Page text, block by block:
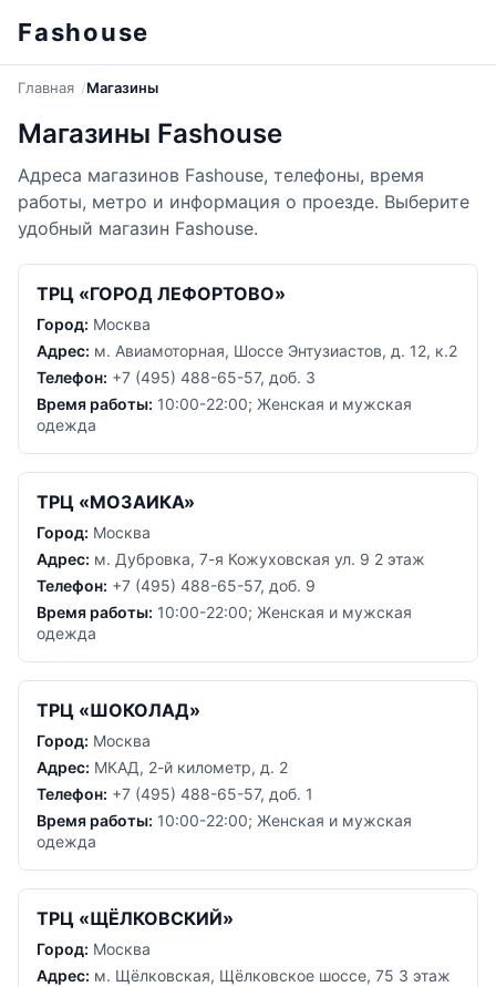
Fashouse
Главная Магазины
Магазины Fashouse
Адреса магазинов Fashouse, телефоны, время
работы, метро и информация о проезде. Выберите
удобный магазин Fashouse.
ТРЦ «ГОРОД ЛЕФОРТОВО»
Город: Москва
Адрес: м. Авиамоторная, Шоссе Энтузиастов, д. 12, к.2
Телефон: +7 (495) 488-65-57, доб. 3
Время работы: 10:00-22:00; Женская и мужская
одежда
ТРЦ «МОЗАИКА»
Город: Москва
Адрес: м. Дубровка, 7-я Кожуховская ул. 9 2 этаж
Телефон: +7 (495) 488-65-57, доб. 9
Время работы: 10:00-22:00; Женская и мужская
одежда
ТРЦ «ШОКОЛАД»
Город: Москва
Адрес: МКАД, 2-й километр, д. 2
Телефон: +7 (495) 488-65-57, доб. 1
Время работы: 10:00-22:00; Женская и мужская
одежда
ТРЦ «ЩЁЛКОВСКИЙ»
Город: Москва
Адрес: м. Щёлковская, Щёлковское шоссе, 75 3 этаж